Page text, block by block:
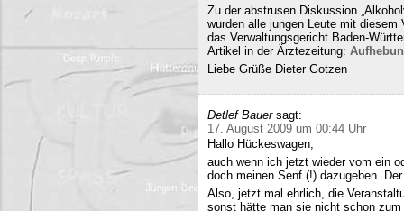
Zu der abstrusen Diskussion
wurden alle jungen Leute mit
das Verwaltungsgericht Baden-
Artikel in der Ärztezeitung:
Liebe Grüße Dieter Gotzen
Detlef Bauer sagt:
17. August 2009 um 00:44 Uhr
Hallo Hückeswagen,
auch wenn ich jetzt wieder vom ein
doch meinen Senf (!) dazugeben.
Also, jetzt mal ehrlich, die
sonst hätte man sie nicht schon